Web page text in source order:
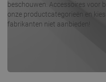
beschouwen. Accessoires voor
onze productcategorieën en
fabrikanten niet aanbieden!